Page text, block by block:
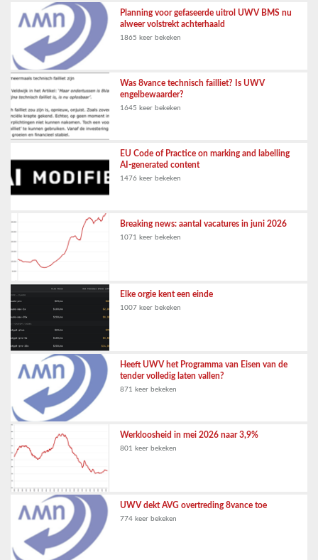
Planning voor gefaseerde uitrol UWV BMS nu
alweer volstrekt achterhaald
1865 keer bekeken
Was 8vance technisch failliet? Is UWV
engelbewaarder?
1645 keer bekeken
EU Code of Practice on marking and labelling
AI-generated content
1476 keer bekeken
Breaking news: aantal vacatures in juni 2026
1071 keer bekeken
Elke orgie kent een einde
1007 keer bekeken
Heeft UWV het Programma van Eisen van de
tender volledig laten vallen?
871 keer bekeken
Werkloosheid in mei 2026 naar 3,9%
801 keer bekeken
UWV dekt AVG overtreding 8vance toe
774 keer bekeken